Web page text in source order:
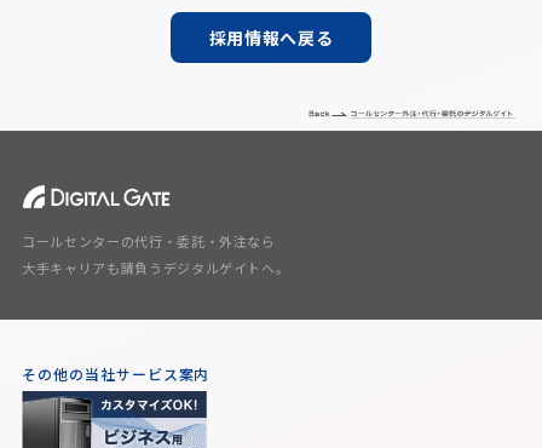
コールセンターの代行・委託・外注なら
大手キャリアも請負うデジタルゲイトへ。
その他の当社サービス案内